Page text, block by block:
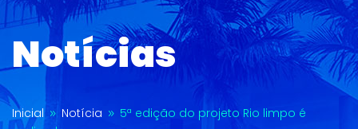
Notícias
Inicial 9 Notícia 9 5ª edição do projeto Rio limpo é